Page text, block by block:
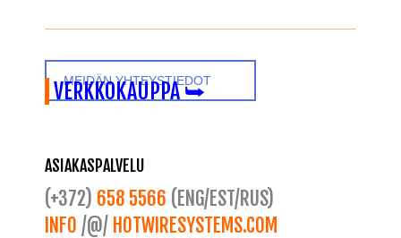
MEIDÄN YHTEYSTIEDOT
VERKKOKAUPPA ⮩
ASIAKASPALVELU
(+372) 658 5566 (ENG/EST/RUS)
INFO /@/ HOTWIRESYSTEMS.COM